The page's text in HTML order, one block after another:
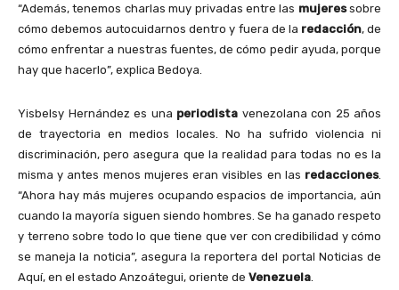
“Además, tenemos charlas muy privadas entre las mujeressobre
cómo debemos autocuidarnos dentro y fuera de la redacción, de
cómo enfrentar a nuestras fuentes, de cómo pedir ayuda, porque
hay que hacerlo”, explica Bedoya.
Yisbelsy Hernández es una periodista venezolana con 25 años
de trayectoria en medios locales. No ha sufrido violencia ni
discriminación, pero asegura que la realidad para todas no es la
misma y antes menos mujeres eran visibles en las redacciones.
“Ahora hay más mujeres ocupando espacios de importancia, aún
cuando la mayoría siguen siendo hombres. Se ha ganado respeto
y terreno sobre todo lo que tiene que ver con credibilidad y cómo
se maneja la noticia”, asegura la reportera del portal Noticias de
Aquí, en el estado Anzoátegui, oriente de Venezuela